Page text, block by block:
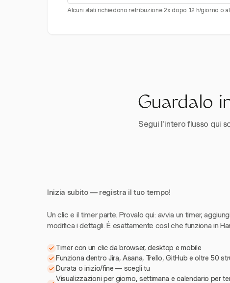
Alcuni stati richiedono retribuzione 2x dopo 12 h/giorno o
Guardalo
Segui l'intero flusso qui
Inizia subito — registra il tuo tempo!
Un clic e il timer parte. Provalo qui: avvia un timer,
modifica i dettagli. È esattamente così che funziona in
Timer con un clic da browser, desktop e mobile
Funziona dentro Jira, Asana, Trello, GitHub e oltre 50
Durata o inizio/fine — scegli tu
Visualizzazioni per giorno, settimana e calendario per